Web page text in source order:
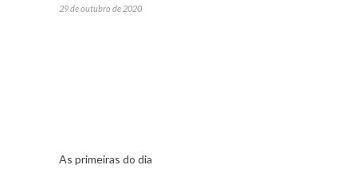
29 de outubro de 2020
As primeiras do dia